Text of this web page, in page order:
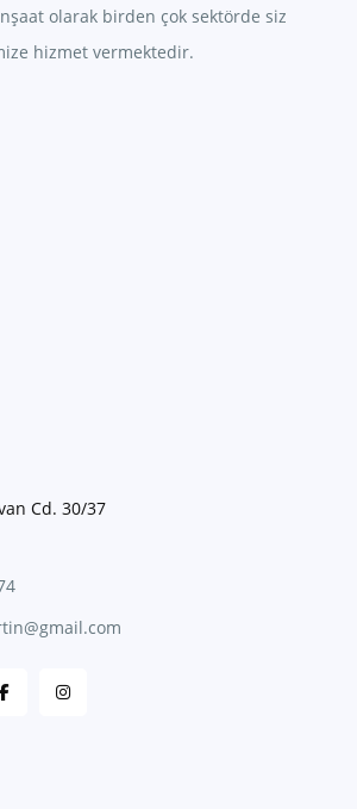
olarak birden çok sektörde siz
hizmet vermektedir.
Cd. 30/37